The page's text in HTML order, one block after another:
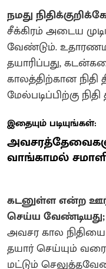
நமது
சீக்கிரம் அடைய
வேண்டும்.
தயாரிப்பது,
காலத்திற்கான நிதி
மேல்படிப்பிற்கு
இதையும் படியுங்கள்:
வாங்காமல்
கடனுள்ள என்ற
செய்ய வேண்டியது;
அவசர கால நிதியை
தயார் செய்யும்
மட்டும்